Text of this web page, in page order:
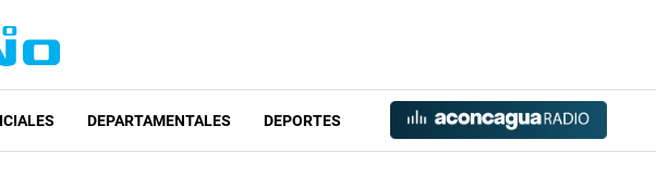
DEPARTAMENTALES DEPORTES